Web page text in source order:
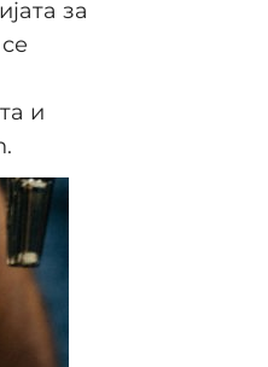
за
и